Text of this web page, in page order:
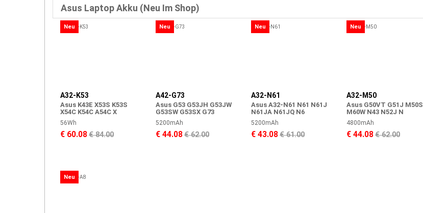
Asus Laptop Akku (Neu Im Shop)
Neu
A32-K53
Asus K43E X53S K53S
X54C K54C A54C X
56Wh
€ 60.08€ 84.00
Neu
A42-G73
Asus G53 G53JH G53JW
G53SW G53SX G73
5200mAh
€ 44.08€ 62.00
Neu
A32-N61
Asus A32-N61 N61 N61J
N61JA N61JQ N6
5200mAh
€ 43.08€ 61.00
Neu
A32-M50
Asus G50VT G51J M50S
M60W N43 N52J N
4800mAh
€ 44.08€ 62.00
Neu